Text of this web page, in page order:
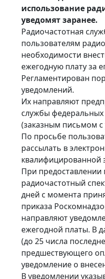
использование
уведомят заранее.
Радиочастотная
пользователям
необходимости
ежегодную плату за
Регламентирован
уведомлений.
Их направляют
службы федеральных
(заказным письмом
По просьбе
рассылать в
квалифицированной
При предоставлении
радиочастотный
дней с момента
приказа
направляют
ежегодной платы. В
(до 25 числа
предшествующего
уведомление о
В уведомлении